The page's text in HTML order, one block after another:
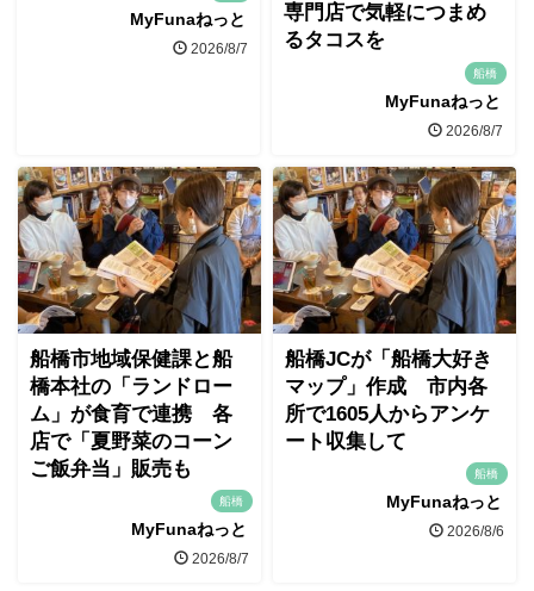
MyFunaねっと
2026/8/7
専門店で気軽につまめ
るタコスを
船橋
MyFunaねっと
2026/8/7
船橋市地域保健課と船
橋本社の「ランドロー
ム」が食育で連携 各
店で「夏野菜のコーン
ご飯弁当」販売も
船橋
MyFunaねっと
2026/8/7
船橋JCが「船橋大好き
マップ」作成 市内各
所で1605人からアンケ
ート収集して
船橋
MyFunaねっと
2026/8/6